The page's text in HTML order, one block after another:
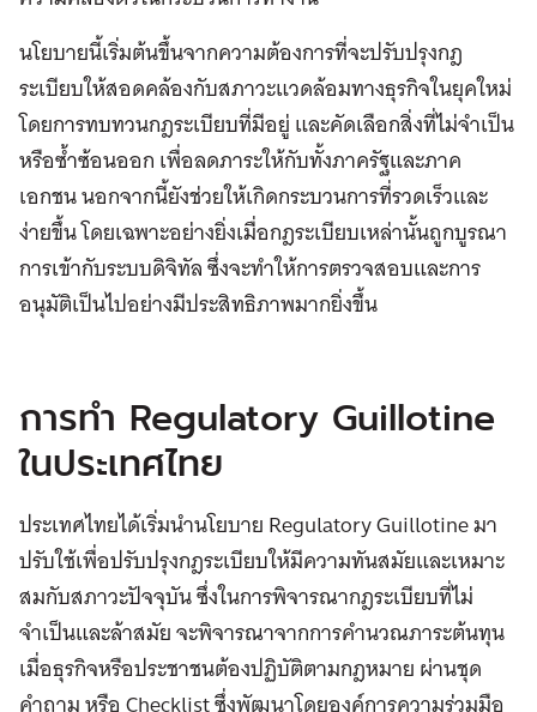
นโยบายนี้เริ่มต้นขึ้นจากความต้องการที่จะปรับปรุงกฎ
ระเบียบให้สอดคล้องกับสภาวะแวดล้อมทางธุรกิจในยุคใหม่
โดยการทบทวนกฎระเบียบที่มีอยู่ และคัดเลือกสิ่งที่ไม่จำเป็น
หรือซ้ำซ้อนออก เพื่อลดภาระให้กับทั้งภาครัฐและภาค
เอกชน นอกจากนี้ยังช่วยให้เกิดกระบวนการที่รวดเร็วและ
ง่ายขึ้น โดยเฉพาะอย่างยิ่งเมื่อกฎระเบียบเหล่านั้นถูกบูรณา
การเข้ากับระบบดิจิทัล ซึ่งจะทำให้การตรวจสอบและการ
อนุมัติเป็นไปอย่างมีประสิทธิภาพมากยิ่งขึ้น
การทำ Regulatory Guillotine
ในประเทศไทย
ประเทศไทยได้เริ่มนำนโยบาย Regulatory Guillotine มา
ปรับใช้เพื่อปรับปรุงกฎระเบียบให้มีความทันสมัยและเหมาะ
สมกับสภาวะปัจจุบัน ซึ่งในการพิจารณากฎระเบียบที่ไม่
จำเป็นและล้าสมัย จะพิจารณาจากการคำนวณภาระต้นทุน
เมื่อธุรกิจหรือประชาชนต้องปฏิบัติตามกฎหมาย ผ่านชุด
คำถาม หรือ Checklist ซึ่งพัฒนาโดยองค์การความร่วมมือ